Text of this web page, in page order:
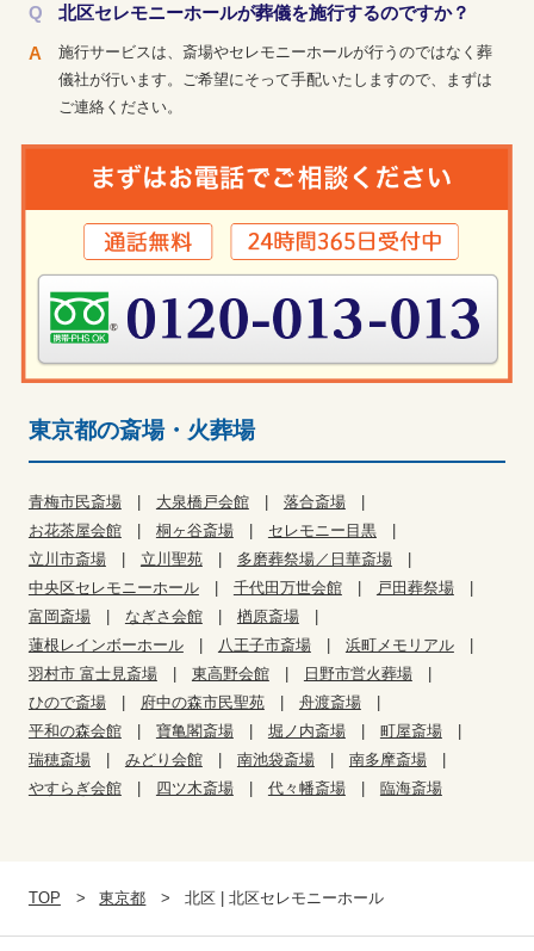
北区セレモニーホールが葬儀を施行するのですか？
施行サービスは、斎場やセレモニーホールが行うのではなく葬
儀社が行います。ご希望にそって手配いたしますので、まずは
ご連絡ください。
東京都の斎場・火葬場
青梅市民斎場 大泉橋戸会館
落合斎場
お花茶屋会館
桐ヶ谷斎場
セレモニー目黒
立川市斎場
立川聖苑
多磨葬祭場／日華斎場
中央区セレモニーホール
千代田万世会館
戸田葬祭場
富岡斎場
なぎさ会館
楢原斎場
蓮根レインボーホール
八王子市斎場
浜町メモリアル
羽村市 富士見斎場
東高野会館
日野市営火葬場
ひので斎場
府中の森市民聖苑
舟渡斎場
平和の森会館
寶亀閣斎場 堀ノ内斎場
町屋斎場
瑞穂斎場
みどり会館 南池袋斎場
南多摩斎場
やすらぎ会館
四ツ木斎場 代々幡斎場 臨海斎場
TOP 東京都 北区 | 北区セレモニーホール